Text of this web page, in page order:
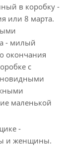
в коробку -
или 8 марта.
- милый
окончания
с
маленькой
-
и женщины.